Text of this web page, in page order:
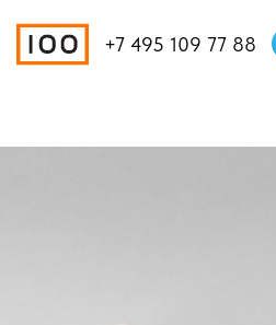
+7 495 109 77 88